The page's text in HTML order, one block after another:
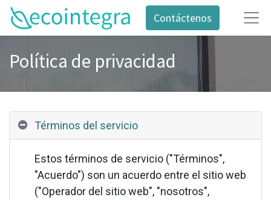
Contáctenos
Política de privacidad
Términos del servicio
Estos términos de servicio ("Términos",
"Acuerdo") son un acuerdo entre el sitio web
("Operador del sitio web", "nosotros",